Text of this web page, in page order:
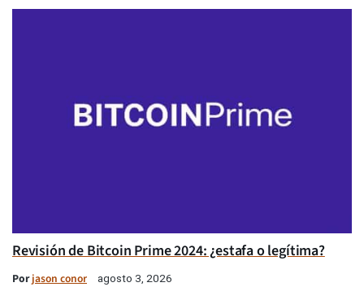
Revisión de Bitcoin Prime 2024: ¿estafa o legítima?
Porjason conor agosto 3, 2026